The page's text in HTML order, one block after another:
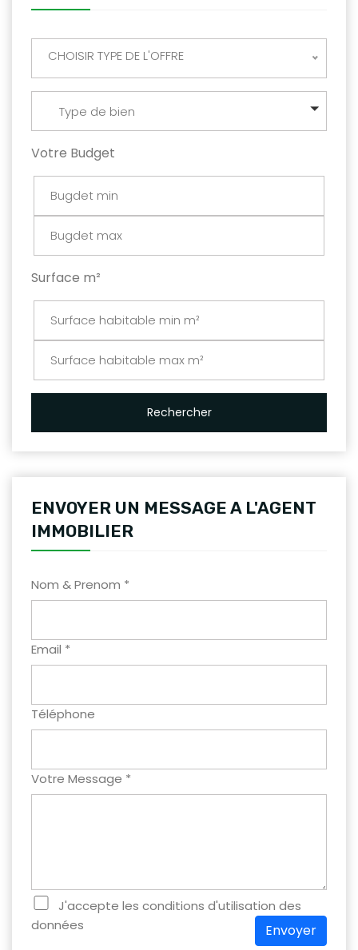
CHOISIR TYPE DE L'OFFRE
Type de bien
Votre Budget
Surface m²
Rechercher
ENVOYER UN MESSAGE A L'AGENT
IMMOBILIER
Nom & Prenom *
Email *
Téléphone
Votre Message *
J'accepte les conditions d'utilisation des
données
Envoyer